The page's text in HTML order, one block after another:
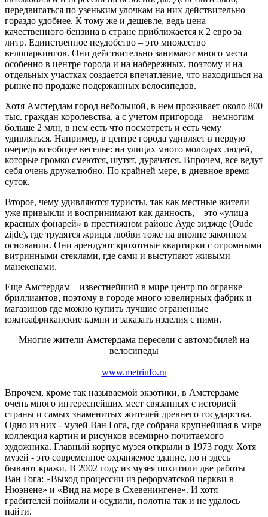
передвигаться по узеньким улочкам на них действительно
гораздо удобнее. К тому же и дешевле, ведь цена
качественного бензина в стране приближается к 2 евро за
литр. Единственное неудобство – это множество
велопаркингов. Они действительно занимают много места
особенно в центре города и на набережных, поэтому и на
отдельных участках создается впечатление, что находишься на
рынке по продаже подержанных велосипедов.
Хотя Амстердам город небольшой, в нем проживает около 800
тыс. граждан королевства, а с учетом пригорода – немногим
больше 2 млн, в нем есть что посмотреть и есть чему
удивляться. Например, в центре города удивляет в первую
очередь всеобщее веселье: на улицах много молодых людей,
которые громко смеются, шутят, дурачатся. Впрочем, все ведут
себя очень дружелюбно. По крайней мере, в дневное время
суток.
Второе, чему удивляются туристы, так как местные жители
уже привыкли и воспринимают как данность, – это «улица
красных фонарей» в престижном районе Ауде зиджде (Oude
zijde), где трудятся жрицы любви тоже на вполне законном
основании. Они арендуют крохотные квартирки с огромными
витринными стеклами, где сами и выступают живыми
манекенами.
Еще Амстердам – известнейший в мире центр по огранке
бриллиантов, поэтому в городе много ювелирных фабрик и
магазинов где можно купить лучшие ограненные
южноафриканские камни и заказать изделия с ними.
Многие жители Амстердама пересели с автомобилей на
велосипеды
www.metrinfo.ru
Впрочем, кроме так называемой экзотики, в Амстердаме
очень много интереснейших мест связанных с историей
страны и самых знаменитых жителей древнего государства.
Одно из них - музей Ван Гога, где собрана крупнейшая в мире
коллекция картин и рисунков всемирно почитаемого
художника. Главный корпус музея открыли в 1973 году. Хотя
музей - это современное охраняемое здание, но и здесь
бывают кражи. В 2002 году из музея похитили две работы
Ван Гога: «Выход процессии из реформатской церкви в
Нюэнене» и «Вид на море в Схевенингене». И хотя
грабителей поймали и осудили, полотна так и не удалось
найти.